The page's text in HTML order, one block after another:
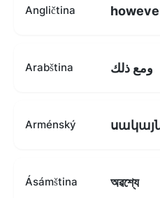
Angličtina
Arabština ومع ذلك
Arménský
Ásámština অৱশ্যে